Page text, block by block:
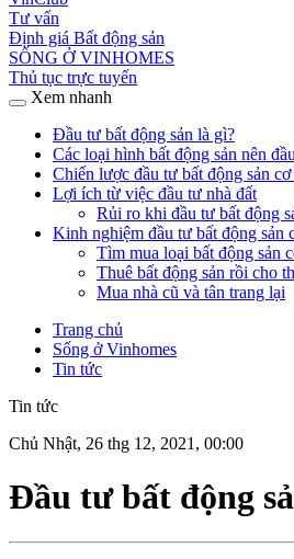
Tư vấn
Định giá Bất động sản
SỐNG Ở VINHOMES
Thủ tục trực tuyến
Xem nhanh
Đầu tư bất động sản là gì?
Các loại hình bất động sản nên
Chiến lược đầu tư bất động sản cơ
Lợi ích từ việc đầu tư nhà đất
Rủi ro khi đầu tư bất động
Kinh nghiệm đầu tư bất động sản
Tìm mua loại bất động sản
Thuê bất động sản rồi cho
Mua nhà cũ và tân trang lại
Trang chủ
Sống ở Vinhomes
Tin tức
Tin tức
Chủ Nhật, 26 thg 12, 2021, 00:00
Đầu tư bất động